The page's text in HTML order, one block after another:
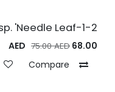
1-2-Grow! Bucephalandra sp. 'Needle Leaf'
68.00
75.00AED
Compare